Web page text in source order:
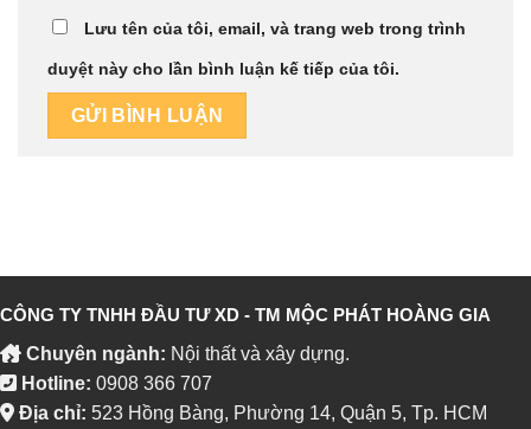
Lưu tên của tôi, email, và trang web trong trình
duyệt này cho lần bình luận kế tiếp của tôi.
CÔNG TY TNHH ĐẦU TƯ XD - TM MỘC PHÁT HOÀNG GIA
Chuyên ngành: Nội thất và xây dựng.
Hotline: 0908 366 707
Địa chỉ: 523 Hồng Bàng, Phường 14, Quận 5, Tp. HCM